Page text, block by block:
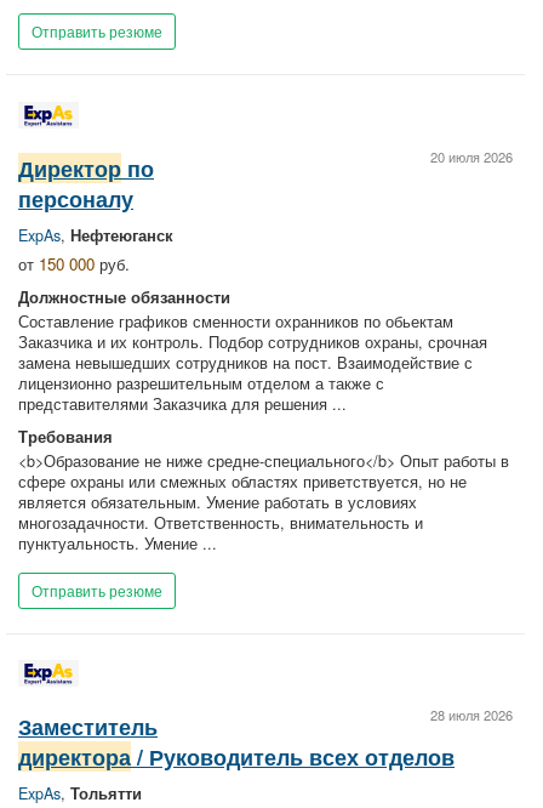
Отправить резюме
20 июля 2026
Директор по
персоналу
ExpAs, Нефтеюганск
от 150 000 руб.
Должностные обязанности
Составление графиков сменности охранников по обьектам
Заказчика и их контроль. Подбор сотрудников охраны, срочная
замена невышедших сотрудников на пост. Взаимодействие с
лицензионно разрешительным отделом а также с
представителями Заказчика для решения ...
Требования
<b>Образование не ниже средне-специального</b> Опыт работы в
сфере охраны или смежных областях приветствуется, но не
является обязательным. Умение работать в условиях
многозадачности. Ответственность, внимательность и
пунктуальность. Умение ...
Отправить резюме
28 июля 2026
Заместитель
директора / Руководитель всех отделов
ExpAs, Тольятти